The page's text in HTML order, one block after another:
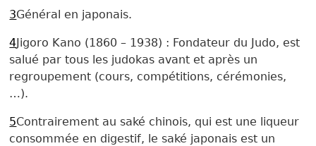
3Général en japonais.
4Jigoro Kano (1860 – 1938) : Fondateur du Judo, est
salué par tous les judokas avant et après un
regroupement (cours, compétitions, cérémonies,
…).
5Contrairement au saké chinois, qui est une liqueur
consommée en digestif, le saké japonais est un